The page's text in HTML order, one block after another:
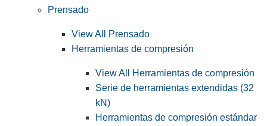
Prensado
View All Prensado
Herramientas de compresión
View All Herramientas de compresión
Serie de herramientas extendidas (32
kN)
Herramientas de compresión estándar